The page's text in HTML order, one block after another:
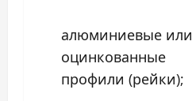
алюминиевые или
оцинкованные
профили (рейки);